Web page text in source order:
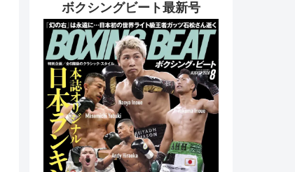
ボクシングビート最新号